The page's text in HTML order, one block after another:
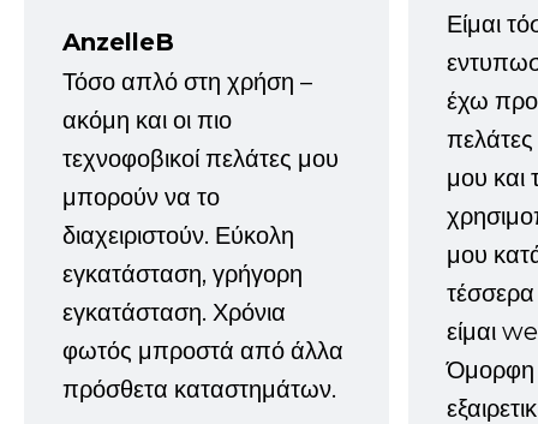
AnzelleB
Τόσο απλό στη χρήση –
ακόμη και οι πιο
τεχνοφοβικοί πελάτες μου
μπορούν να το
διαχειριστούν. Εύκολη
εγκατάσταση, γρήγορη
εγκατάσταση. Χρόνια
φωτός μπροστά από άλλα
πρόσθετα καταστημάτων.
Είμαι
έχω
μου και
μου
είμαι
Όμορφη